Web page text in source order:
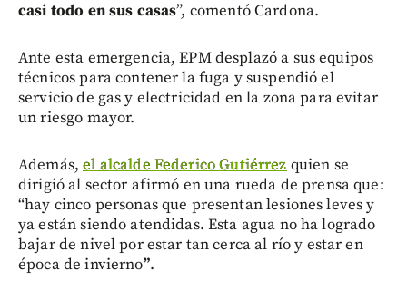
casi todo en sus casas”, comentó Cardona.
Ante esta emergencia, EPM desplazó a sus equipos
técnicos para contener la fuga y suspendió el
servicio de gas y electricidad en la zona para evitar
un riesgo mayor.
Además,el alcalde Federico Gutiérrez quien se
dirigió al sector afirmó en una rueda de prensa que:
“hay cinco personas que presentan lesiones leves y
ya están siendo atendidas. Esta agua no ha logrado
bajar de nivel por estar tan cerca al río y estar en
época de invierno”.